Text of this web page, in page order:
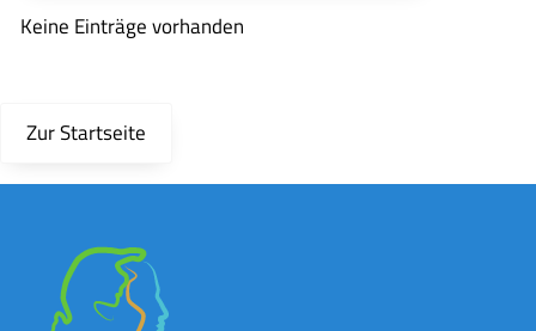
Keine Einträge vorhanden
Zur Startseite